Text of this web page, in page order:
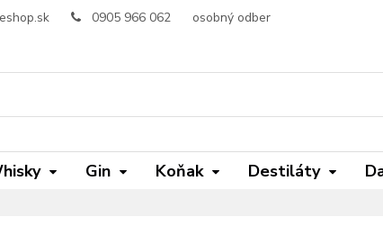
0905 966 062 osobný odber
Gin Koňak Destiláty